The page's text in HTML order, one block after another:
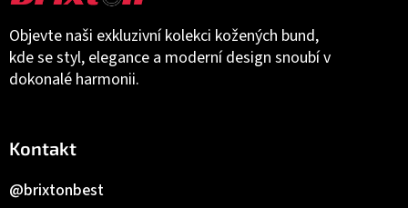
Objevte naši exkluzivní kolekci kožených bund,
kde se styl, elegance a moderní design snoubí v
dokonalé harmonii.
Kontakt
@brixtonbest